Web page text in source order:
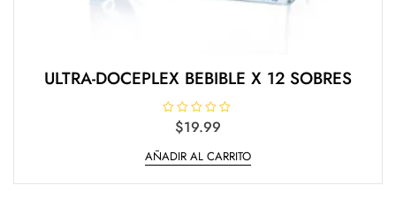
ULTRA-DOCEPLEX BEBIBLE X 12 SOBRES
o
r
d
$19.99
AÑADIR AL CARRITO